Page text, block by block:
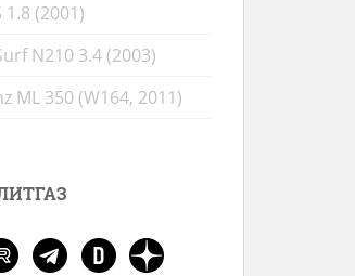
(2001)
N210 3.4 (2003)
ML 350 (W164, 2011)